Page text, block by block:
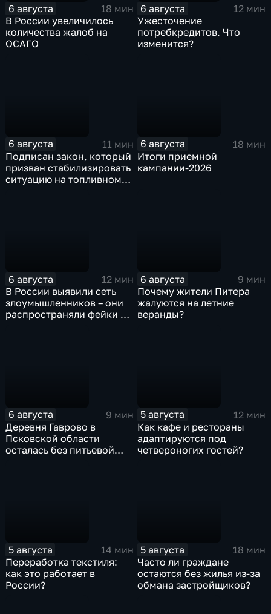
6 августа
18 мин
В России увеличилось
количества жалоб на
ОСАГО
6 августа
12 мин
Ужесточение
потребкредитов. Что
изменится?
6 августа
11 мин
Подписан закон, который
призван стабилизировать
ситуацию на топливном
6 августа
18 мин
Итоги приемной
кампании-2026
6 августа
12 мин
В России выявили сеть
злоумышленников – они
распространяли фейки и
6 августа
9 мин
Почему жители Питера
жалуются на летние
веранды?
6 августа
9 мин
Деревня Гаврово в
Псковской области
осталась без питьевой
5 августа
12 мин
Как кафе и рестораны
адаптируются под
четвероногих гостей?
5 августа
14 мин
Переработка текстиля:
как это работает в
России?
5 августа
18 мин
Часто ли граждане
остаются без жилья из-за
обмана застройщиков?